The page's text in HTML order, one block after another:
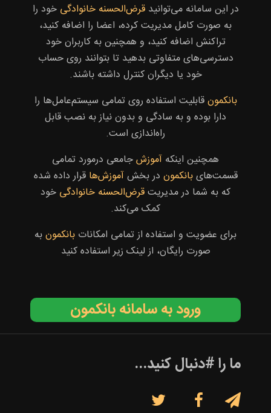
در این سامانه می‌توانید قرض‌الحسنه خانوادگی خود را
به صورت کامل مدیریت کرده، اعضا را اضافه کنید،
تراکنش اضافه کنید، و همچنین به کاربران خود
دسترسی‌های متفاوتی بدهید تا بتوانند روی حساب
خود یا دیگران کنترل داشته باشند.
بانکمونقابلیت استفاده روی تمامی سیستم‌عامل‌ها را
دارا بوده و به سادگی و بدون نیاز به نصب قابل
راه‌اندازی است.
همچنین اینکه آموزشجامعی درمورد تمامی
قسمت‌هایبانکمون در بخشآموزش‌ها قرار داده شده
که به شما در مدیریتقرض‌الحسنه خانوادگی خود
کمک می‌کند.
برای عضویت و استفاده از تمامی امکانات بانکمونبه
صورت رایگان، از لینک زیر استفاده کنید
ورود به سامانه بانکمون
ما را #دنبال کنید...


